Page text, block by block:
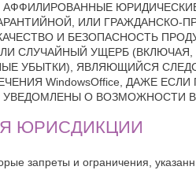
АФФИЛИРОВАННЫЕ
ИЛИ ГРАЖДАНСКО-
И БЕЗОПАСНОСТЬ
СЛУЧАЙНЫЙ УЩЕРБ
УБЫТКИ), ЯВЛЯЮЩИЙСЯ
WindowsOffice, ДАЖЕ
УВЕДОМЛЕНЫ О ВОЗМОЖНОСТИ
ЮРИСДИКЦИИ
запреты и ограничения,